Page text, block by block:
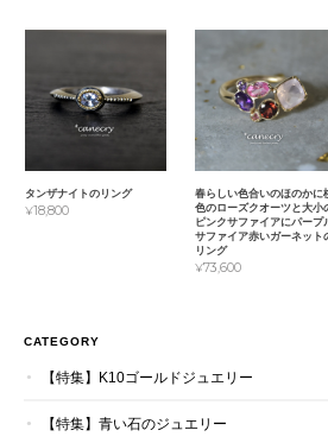
タンザナイトのリング
¥18,800
春らしい色合いのほのかに
色のローズクオーツと大小
ピンクサファイアにパープ
サファイア赤いガーネット
リング
¥73,600
CATEGORY
【特集】K10ゴールドジュエリー
【特集】青い石のジュエリー